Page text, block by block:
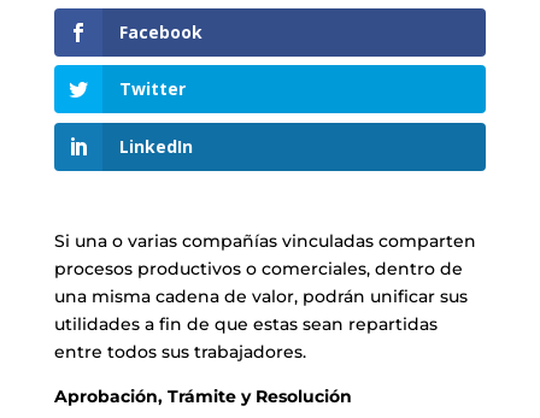
Facebook
Twitter
LinkedIn
Si una o varias compañías vinculadas comparten
procesos productivos o comerciales, dentro de
una misma cadena de valor, podrán unificar sus
utilidades a fin de que estas sean repartidas
entre todos sus trabajadores.
Aprobación, Trámite y Resolución